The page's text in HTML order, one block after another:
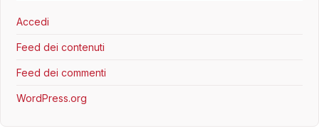
Accedi
Feed dei contenuti
Feed dei commenti
WordPress.org